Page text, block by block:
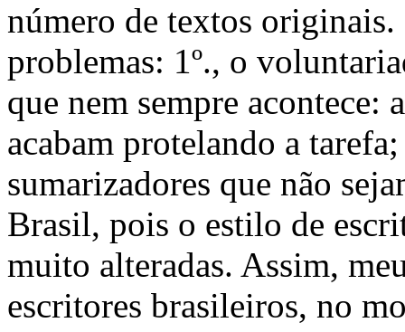
número de textos
problemas: 1º., o
que nem sempre acontece:
acabam protelando a
sumarizadores que não
Brasil, pois o estilo de
muito alteradas. Assim,
escritores brasileiros, no